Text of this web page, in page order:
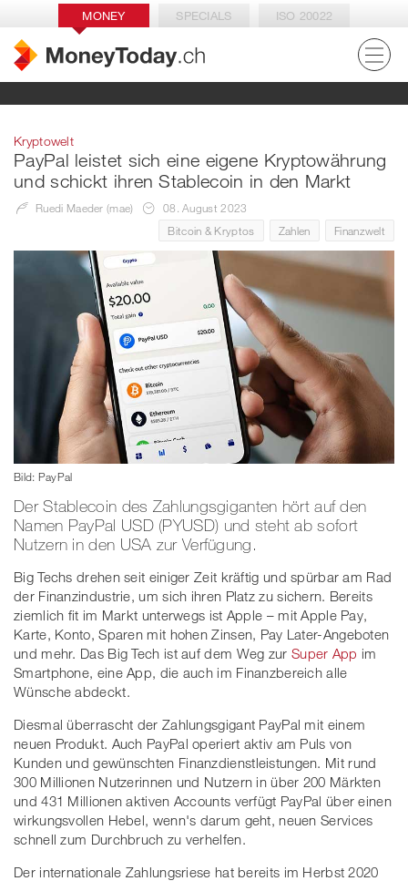
MONEY SPECIALS ISO 20022
Kryptowelt
PayPal leistet sich eine eigene Kryptowährung
und schickt ihren Stablecoin in den Markt
Ruedi Maeder (mae)
08. August 2023
Bitcoin & Kryptos
Zahlen Finanzwelt
Bild: PayPal
Der Stablecoin des Zahlungsgiganten hört auf den
Namen PayPal USD (PYUSD) und steht ab sofort
Nutzern in den USA zur Verfügung.
Big Techs drehen seit einiger Zeit kräftig und spürbar am Rad
der Finanzindustrie, um sich ihren Platz zu sichern. Bereits
ziemlich fit im Markt unterwegs ist Apple – mit Apple Pay,
Karte, Konto, Sparen mit hohen Zinsen, Pay Later-Angeboten
und mehr. Das Big Tech ist auf dem Weg zur Super App im
Smartphone, eine App, die auch im Finanzbereich alle
Wünsche abdeckt.
Diesmal überrascht der Zahlungsgigant PayPal mit einem
neuen Produkt. Auch PayPal operiert aktiv am Puls von
Kunden und gewünschten Finanzdienstleistungen. Mit rund
300 Millionen Nutzerinnen und Nutzern in über 200 Märkten
und 431 Millionen aktiven Accounts verfügt PayPal über einen
wirkungsvollen Hebel, wenn's darum geht, neuen Services
schnell zum Durchbruch zu verhelfen.
Der internationale Zahlungsriese hat bereits im Herbst 2020